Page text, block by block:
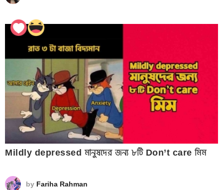
Mildly depressed মানুষদের জন্য ৮টি Don’t care মিম
by Fariha Rahman